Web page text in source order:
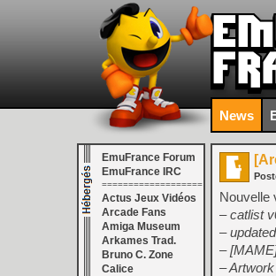
News
EmuFrance Forum
EmuFrance IRC
===================
Actus Jeux Vidéos
Arcade Fans
Amiga Museum
Arkames Trad.
Bruno C. Zone
Calice
Nouvelle
– catlist
–
–
–